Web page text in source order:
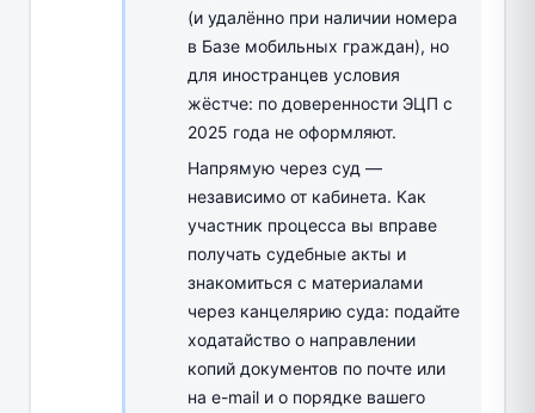
(и удалённо при наличии номера
в Базе мобильных граждан), но
для иностранцев условия
жёстче: по доверенности ЭЦП с
2025 года не оформляют.
Напрямую через суд —
независимо от кабинета. Как
участник процесса вы вправе
получать судебные акты и
знакомиться с материалами
через канцелярию суда: подайте
ходатайство о направлении
копий документов по почте или
на e-mail и о порядке вашего